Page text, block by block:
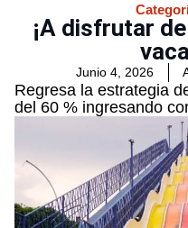
¡A disfrutar
Junio 4, 2026
Regresa la estrategia
del 60 % ingresando